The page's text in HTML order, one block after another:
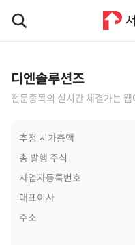
디엔솔루션즈
전문종목의 실시간 체결가는
추정 시가총액
총 발행 주식
사업자등록번호
대표이사
주소